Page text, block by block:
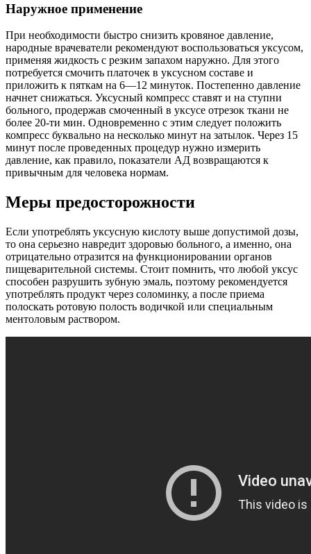
Наружное применение
При необходимости быстро снизить кровяное давление,
народные врачеватели рекомендуют воспользоваться уксусом,
применяя жидкость с резким запахом наружно. Для этого
потребуется смочить платочек в уксусном составе и
приложить к пяткам на 6—12 минуток. Постепенно давление
начнет снижаться. Уксусный компресс ставят и на ступни
больного, продержав смоченный в уксусе отрезок ткани не
более 20-ти мин. Одновременно с этим следует положить
компресс буквально на несколько минут на затылок. Через 15
минут после проведенных процедур нужно измерить
давление, как правило, показатели АД возвращаются к
привычным для человека нормам.
Меры предосторожности
Если употреблять уксусную кислоту выше допустимой дозы,
то она серьезно навредит здоровью больного, а именно, она
отрицательно отразится на функционировании органов
пищеварительной системы. Стоит помнить, что любой уксус
способен разрушить зубную эмаль, поэтому рекомендуется
употреблять продукт через соломинку, а после приема
полоскать ротовую полость водичкой или специальным
ментоловым раствором.